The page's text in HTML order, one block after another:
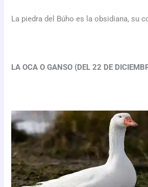
La piedra del Búho es la obsidiana, su
LA OCA O GANSO (DEL 22 DE